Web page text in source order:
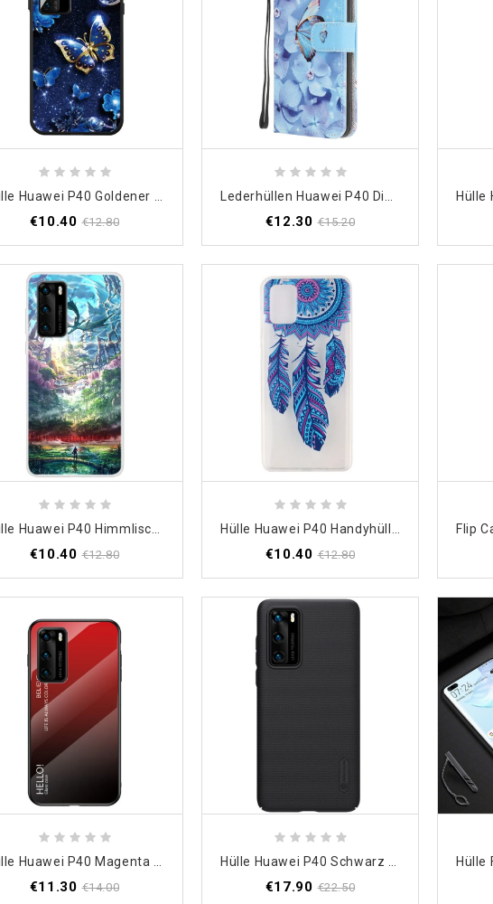
€10.40 €12.80 €12.30 €15.20
€10.40 €12.80 €10.40 €12.80
€11.30 €14.00 €17.90 €22.50